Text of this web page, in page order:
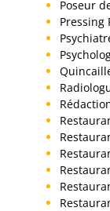
Poseur
Pressing